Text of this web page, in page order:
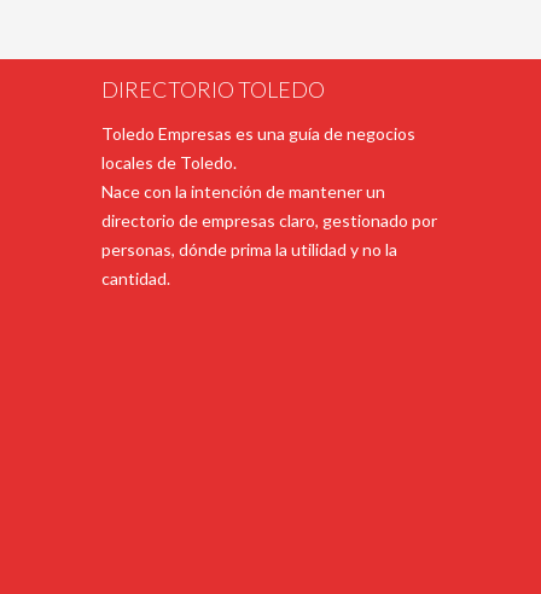
DIRECTORIO TOLEDO
Toledo Empresas es una guía de negocios
locales de Toledo.
Nace con la intención de mantener un
directorio de empresas claro, gestionado por
personas, dónde prima la utilidad y no la
cantidad.